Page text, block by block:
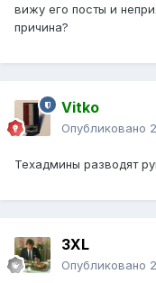
вижу его посты и
причина?
Vitko
Опубликовано
Техадмины разводят
3XL
Опубликовано